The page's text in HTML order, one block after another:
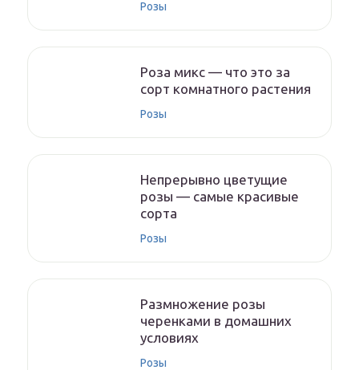
Розы
Роза микс — что это за
сорт комнатного растения
Розы
Непрерывно цветущие
розы — самые красивые
сорта
Розы
Размножение розы
черенками в домашних
условиях
Розы